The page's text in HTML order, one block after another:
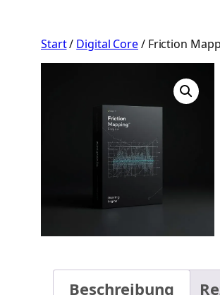
Start/ Digital Core/ Friction
Beschreibung